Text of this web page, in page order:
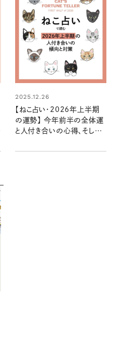
2025.12.26
【ねこ占い・2026年上半期
の運勢】 今年前半の全体運
と人付き合いの心得、そして